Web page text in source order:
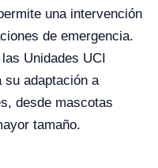
una intervención
de emergencia.
Unidades UCI
adaptación a
desde mascotas
tamaño.